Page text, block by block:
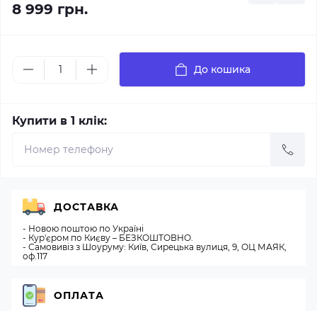
8 999 грн.
До кошика
Купити в 1 клік:
ДОСТАВКА
- Новою поштою по Україні
- Кур'єром по Києву – БЕЗКОШТОВНО.
- Самовивіз з Шоуруму: Київ, Сирецька вулиця, 9, ОЦ МАЯК,
оф.117
ОПЛАТА